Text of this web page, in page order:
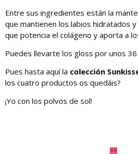
Entre sus ingredientes están la
que mantienen los labios hidratados
que potencia el colágeno y aporta a
Puedes llevarte los gloss por unos
Pues hasta aquí la colección
los cuatro productos os quedáis?
¡Yo con los polvos de sol!